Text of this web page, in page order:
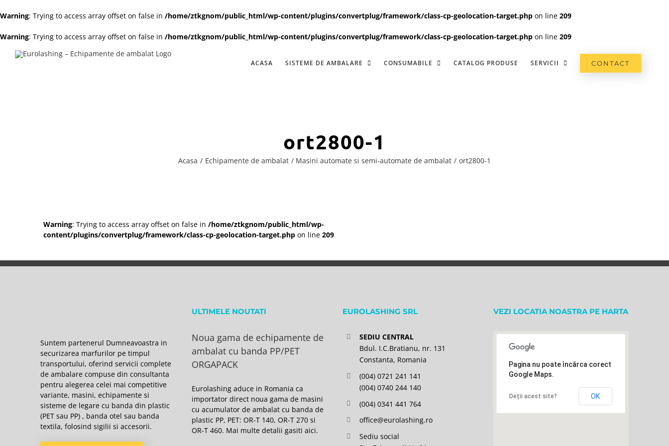
Warning: Trying to access array offset on false in /home/ztkgnom/public_html/wp-content/plugins/convertplug/framework/class-cp-geolocation-target.php on line 209
Warning: Trying to access array offset on false in /home/ztkgnom/public_html/wp-content/plugins/convertplug/framework/class-cp-geolocation-target.php on line 209
ACASA SISTEME DE AMBALARE CONSUMABILE CATALOG PRODUSE SERVICII CONTACT
ort2800-1
Acasa Echipamente de ambalat Masini automate si semi-automate de ambalat ort2800-1
Warning: Trying to access array offset on false in /home/ztkgnom/public_html/wp-
content/plugins/convertplug/framework/class-cp-geolocation-target.php on line 209
Suntem partenerul Dumneavoastra in
securizarea marfurilor pe timpul
transportului, oferind servicii complete
de ambalare compuse din consultanta
pentru alegerea celei mai competitive
variante, masini, echipamente si
sisteme de legare cu banda din plastic
(PET sau PP) , banda otel sau banda
textila, folosind sigilii si accesorii.
ULTIMELE NOUTATI
Noua gama de echipamente de
ambalat cu banda PP/PET
ORGAPACK
Eurolashing aduce in Romania ca
importator direct noua gama de masini
cu acumulator de ambalat cu banda de
plastic PP, PET: OR-T 140, OR-T 270 si
OR-T 460. Mai multe detalii gasiti aici.
EUROLASHING SRL
SEDIU CENTRAL
Bdul. I.C.Bratianu, nr. 131
Constanta, Romania
(004) 0721 241 141
(004) 0740 244 140
(004) 0341 441 764
office@eurolashing.ro
Sediu social
VEZI LOCATIA NOASTRA PE HARTA
Pagina nu poate încărca corect
Google Maps.
Deții acest site? OK